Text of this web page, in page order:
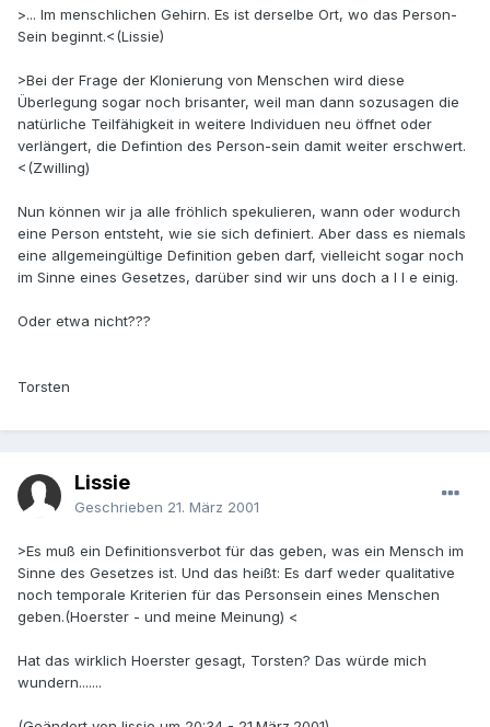
>... Im menschlichen Gehirn. Es ist derselbe Ort, wo das Person-
Sein beginnt.<(Lissie)
>Bei der Frage der Klonierung von Menschen wird diese
Überlegung sogar noch brisanter, weil man dann sozusagen die
natürliche Teilfähigkeit in weitere Individuen neu öffnet oder
verlängert, die Defintion des Person-sein damit weiter erschwert.
<(Zwilling)
Nun können wir ja alle fröhlich spekulieren, wann oder wodurch
eine Person entsteht, wie sie sich definiert. Aber dass es niemals
eine allgemeingültige Definition geben darf, vielleicht sogar noch
im Sinne eines Gesetzes, darüber sind wir uns doch a l l e einig.
Oder etwa nicht???
Torsten
Lissie
Geschrieben 21. März 2001
>Es muß ein Definitionsverbot für das geben, was ein Mensch im
Sinne des Gesetzes ist. Und das heißt: Es darf weder qualitative
noch temporale Kriterien für das Personsein eines Menschen
geben.(Hoerster - und meine Meinung) <
Hat das wirklich Hoerster gesagt, Torsten? Das würde mich
wundern.......